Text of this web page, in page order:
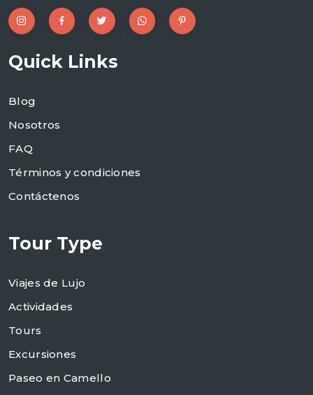
Quick Links
Blog
Nosotros
FAQ
Términos y condiciones
Contáctenos
Tour Type
Viajes de Lujo
Actividades
Tours
Excursiones
Paseo en Camello